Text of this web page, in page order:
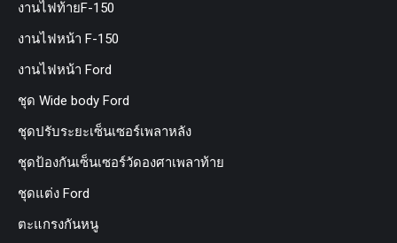
งานไฟท้ายF-150
งานไฟหน้า F-150
งานไฟหน้า Ford
ชุด Wide body Ford
ชุดปรับระยะเซ็นเซอร์เพลาหลัง
ชุดป้องกันเซ็นเซอร์วัดองศาเพลาท้าย
ชุดแต่ง Ford
ตะแกรงกันหนู